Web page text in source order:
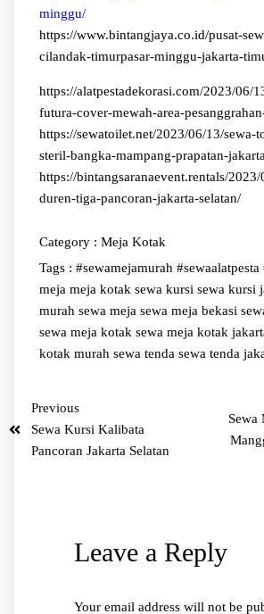
minggu/
https://www.bintangjaya.co.id/pusat-
cilandak-timurpasar-minggu-jakarta-
https://alatpestadekorasi.com/2023/06/
futura-cover-mewah-area-
https://sewatoilet.net/2023/06/13/sewa-
steril-bangka-mampang-prapatan-
https://bintangsaranaevent.rentals/
duren-tiga-pancoran-jakarta-selatan/
Category : Meja Kotak
Tags : #sewamejamurah
meja meja kotak sewa kursi sewa kursi
murah sewa meja sewa meja bekasi
sewa meja kotak sewa meja kotak
kotak murah sewa tenda sewa tenda
Previous
Sewa Kursi Kalibata
Pancoran Jakarta Selatan
Sewa
Leave a Reply
Your email address will not be